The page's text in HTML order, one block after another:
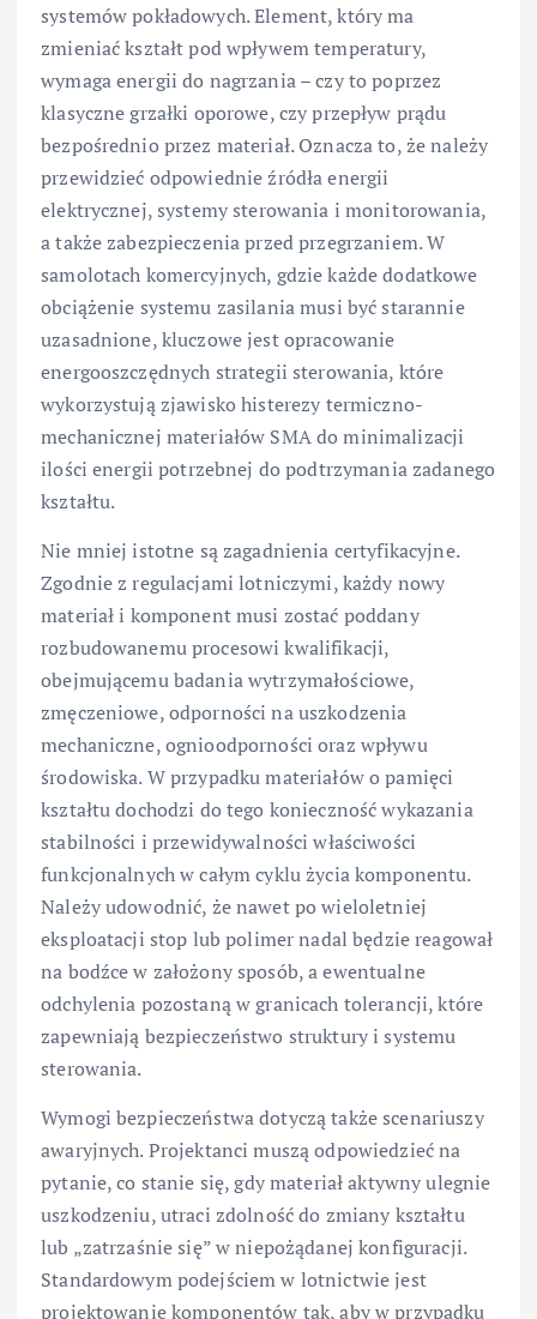
systemów pokładowych. Element, który ma
zmieniać kształt pod wpływem temperatury,
wymaga energii do nagrzania – czy to poprzez
klasyczne grzałki oporowe, czy przepływ prądu
bezpośrednio przez materiał. Oznacza to, że należy
przewidzieć odpowiednie źródła energii
elektrycznej, systemy sterowania i monitorowania,
a także zabezpieczenia przed przegrzaniem. W
samolotach komercyjnych, gdzie każde dodatkowe
obciążenie systemu zasilania musi być starannie
uzasadnione, kluczowe jest opracowanie
energooszczędnych strategii sterowania, które
wykorzystują zjawisko histerezy termiczno-
mechanicznej materiałów SMA do minimalizacji
ilości energii potrzebnej do podtrzymania zadanego
kształtu.
Nie mniej istotne są zagadnienia certyfikacyjne.
Zgodnie z regulacjami lotniczymi, każdy nowy
materiał i komponent musi zostać poddany
rozbudowanemu procesowi kwalifikacji,
obejmującemu badania wytrzymałościowe,
zmęczeniowe, odporności na uszkodzenia
mechaniczne, ognioodporności oraz wpływu
środowiska. W przypadku materiałów o pamięci
kształtu dochodzi do tego konieczność wykazania
stabilności i przewidywalności właściwości
funkcjonalnych w całym cyklu życia komponentu.
Należy udowodnić, że nawet po wieloletniej
eksploatacji stop lub polimer nadal będzie reagował
na bodźce w założony sposób, a ewentualne
odchylenia pozostaną w granicach tolerancji, które
zapewniają bezpieczeństwo struktury i systemu
sterowania.
Wymogi bezpieczeństwa dotyczą także scenariuszy
awaryjnych. Projektanci muszą odpowiedzieć na
pytanie, co stanie się, gdy materiał aktywny ulegnie
uszkodzeniu, utraci zdolność do zmiany kształtu
lub „zatrzaśnie się” w niepożądanej konfiguracji.
Standardowym podejściem w lotnictwie jest
projektowanie komponentów tak, aby w przypadku